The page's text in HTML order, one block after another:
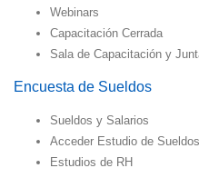
Webinars
Capacitación Cerrada
Sala de Capacitación y
Encuesta de Sueldos
Sueldos y Salarios
Acceder Estudio de Sueldos
Estudios de RH